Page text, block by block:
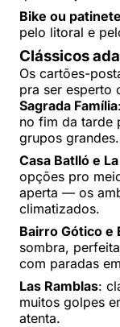
Bike ou
pelo litoral e
Clássicos
Os cartões-
pra ser esperto
Sagrada Família
no fim da tarde
grupos grandes.
Casa Batlló e
opções pro
aperta — os
climatizados.
Bairro Gótico e
sombra,
com paradas
Las Ramblas:
muitos golpes
atenta.